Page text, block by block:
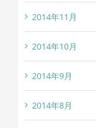
2014年11月
2014年10月
2014年9月
2014年8月